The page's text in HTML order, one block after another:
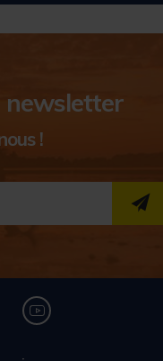
newsletter
!